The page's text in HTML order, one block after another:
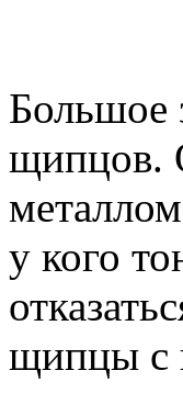
Большое
щипцов.
у кого
щипцы с